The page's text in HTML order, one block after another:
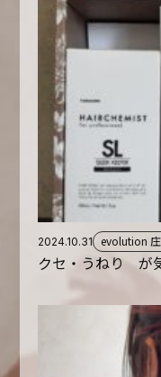
2024.10.31 evolution
クセ・うねり が